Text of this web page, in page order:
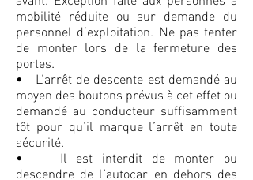
mobilité réduite ou sur demande du
personnel d’exploitation. Ne pas tenter
de monter lors de la fermeture des
portes.
• L’arrêt de descente est demandé au
moyen des boutons prévus à cet effet ou
demandé au conducteur suffisamment
tôt pour qu’il marque l’arrêt en toute
sécurité.
• Il est interdit de monter ou
descendre de l’autocar en dehors des